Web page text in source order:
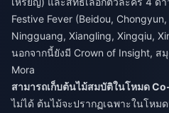
Festive Fever (Beidou,
Ningguang, Xiangling, Xingqiu,
นอกจากนี้ยังมี Crown of Insight, ส
Mora
สามารถเก็บต้นไม้สมบัติในโหมด
ไม่ได้ ต้นไม้จะปรากฏเฉพาะในโหม